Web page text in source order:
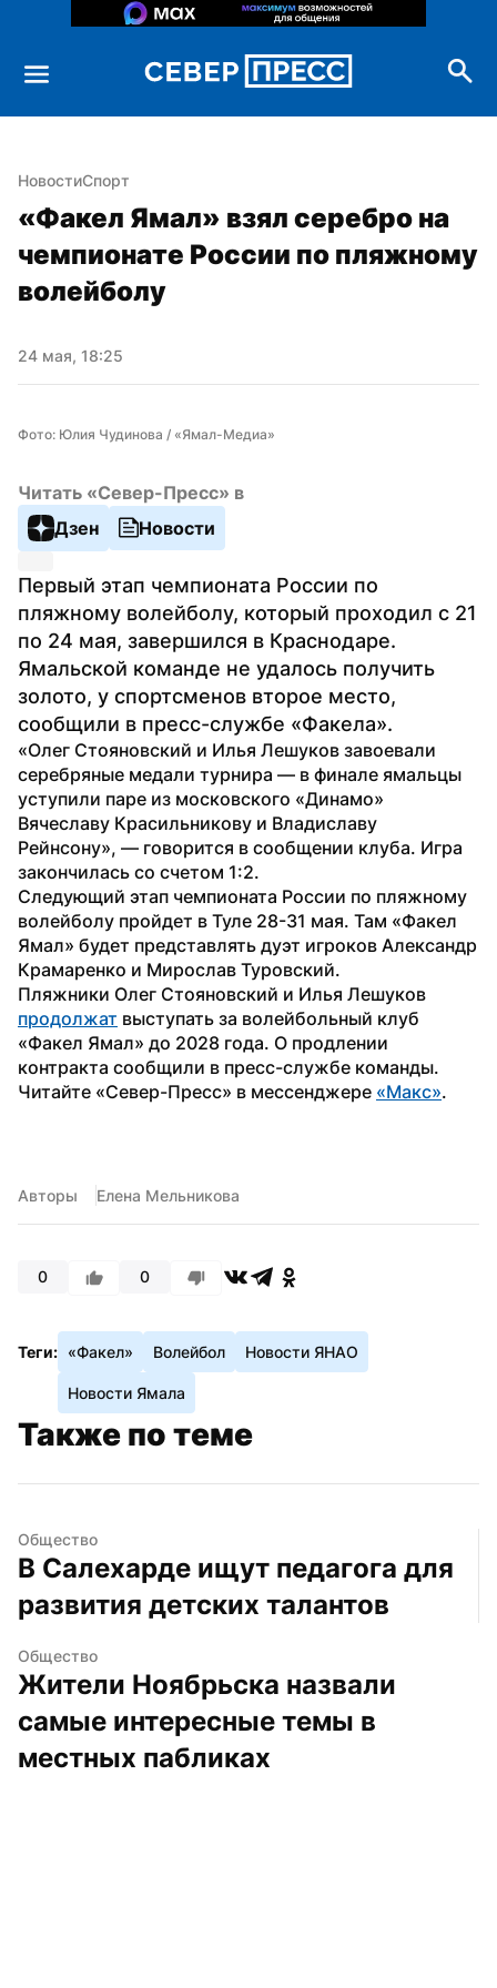
НовостиСпорт
«Факел Ямал» взял серебро на
чемпионате России по пляжному
волейболу
24 мая, 18:25
Фото: Юлия Чудинова / «Ямал-Медиа»
Читать «Север-Пресс» в
Дзен
Новости
Первый этап чемпионата России по
пляжному волейболу, который проходил с 21
по 24 мая, завершился в Краснодаре.
Ямальской команде не удалось получить
золото, у спортсменов второе место,
сообщили в пресс-службе «Факела».
«Олег Стояновский и Илья Лешуков завоевали
серебряные медали турнира — в финале ямальцы
уступили паре из московского «Динамо»
Вячеславу Красильникову и Владиславу
Рейнсону», — говорится в сообщении клуба. Игра
закончилась со счетом 1:2.
Следующий этап чемпионата России по пляжному
волейболу пройдет в Туле 28-31 мая. Там «Факел
Ямал» будет представлять дуэт игроков Александр
Крамаренко и Мирослав Туровский.
продолжат выступать за волейбольный клуб
«Факел Ямал» до 2028 года. О продлении
контракта сообщили в пресс-службе команды.
Читайте «Север-Пресс» в мессенджере «Макс».
Авторы Елена Мельникова
0 0
Теги: «Факел» Волейбол Новости ЯНАО
Новости Ямала
Также по теме
Общество
В Салехарде ищут педагога для
развития детских талантов
Общество
Жители Ноябрьска назвали
самые интересные темы в
местных пабликах